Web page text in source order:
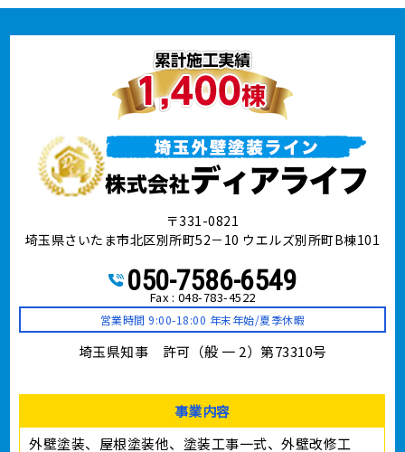
〒331-0821
埼玉県さいたま市北区別所町52－10 ウエルズ別所町B棟101
050-7586-6549
Fax : 048-783-4522
営業時間 9:00-18:00 年末年始/夏季休暇
埼玉県知事 許可（般 一 2）第73310号
事業内容
外壁塗装、屋根塗装他、塗装工事⼀式、外壁改修工